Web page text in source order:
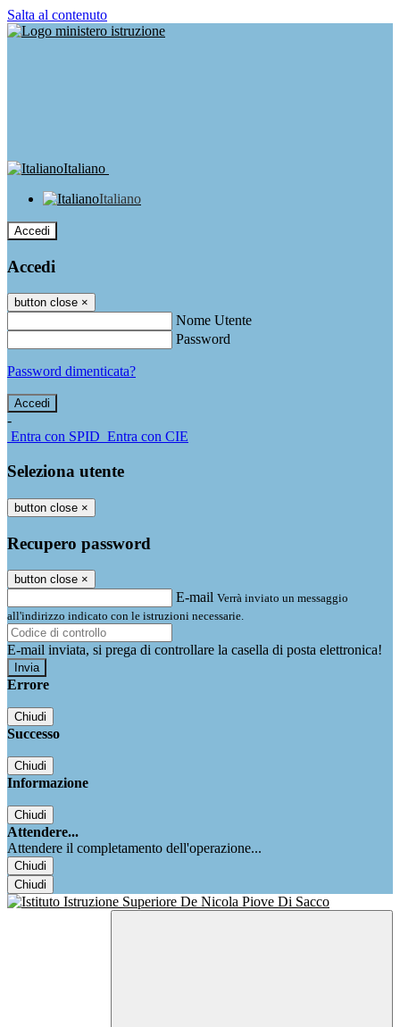
Salta al contenuto
Italiano
Italiano
Accedi
Accedi
button close ×
Nome Utente
Password
Password dimenticata?
-
Entra con SPID Entra con CIE
Seleziona utente
button close ×
Recupero password
button close ×
E-mail Verrà inviato un messaggio
all'indirizzo indicato con le istruzioni necessarie.
E-mail inviata, si prega di controllare la casella di posta elettronica!
Errore
Chiudi
Successo
Chiudi
Informazione
Chiudi
Attendere...
Attendere il completamento dell'operazione...
Chiudi
Chiudi